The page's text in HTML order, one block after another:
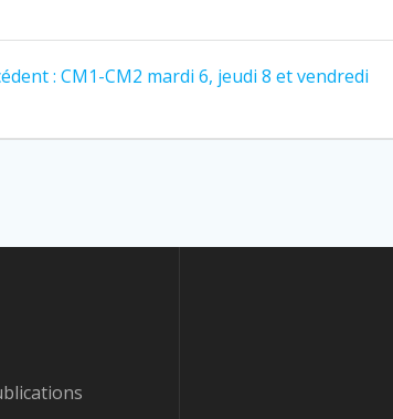
: CM1-CM2 mardi 6, jeudi 8 et vendredi